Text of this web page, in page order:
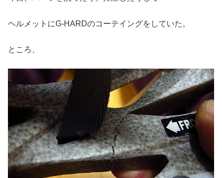
ヘルメットにG-HARDのコーテイングをしていた。
ところ、